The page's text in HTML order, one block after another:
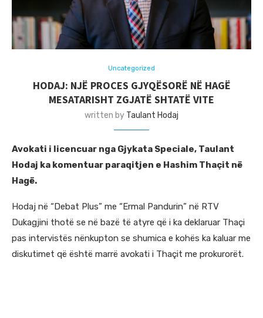
Uncategorized
HODAJ: NJË PROCES GJYQËSORË NË HAGË
MESATARISHT ZGJATË SHTATË VITE
written by Taulant Hodaj
Avokati i licencuar nga Gjykata Speciale, Taulant
Hodaj ka komentuar paraqitjen e Hashim Thaçit në
Hagë.
Hodaj në “Debat Plus” me “Ermal Pandurin” në RTV
Dukagjini thotë se në bazë të atyre që i ka deklaruar Thaçi
pas intervistës nënkupton se shumica e kohës ka kaluar me
diskutimet që është marrë avokati i Thaçit me prokurorët.